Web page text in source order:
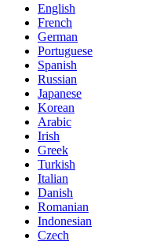
English
French
German
Portuguese
Spanish
Russian
Japanese
Korean
Arabic
Irish
Greek
Turkish
Italian
Danish
Romanian
Indonesian
Czech